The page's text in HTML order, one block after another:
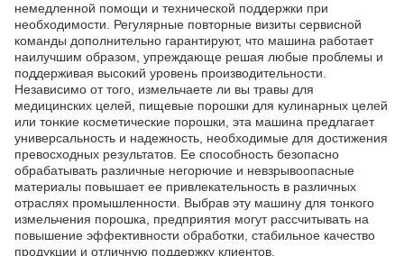
немедленной помощи и технической поддержки при
необходимости. Регулярные повторные визиты сервисной
команды дополнительно гарантируют, что машина работает
наилучшим образом, упреждающе решая любые проблемы и
поддерживая высокий уровень производительности.
Независимо от того, измельчаете ли вы травы для
медицинских целей, пищевые порошки для кулинарных целей
или тонкие косметические порошки, эта машина предлагает
универсальность и надежность, необходимые для достижения
превосходных результатов. Ее способность безопасно
обрабатывать различные негорючие и невзрывоопасные
материалы повышает ее привлекательность в различных
отраслях промышленности. Выбрав эту машину для тонкого
измельчения порошка, предприятия могут рассчитывать на
повышение эффективности обработки, стабильное качество
продукции и отличную поддержку клиентов.